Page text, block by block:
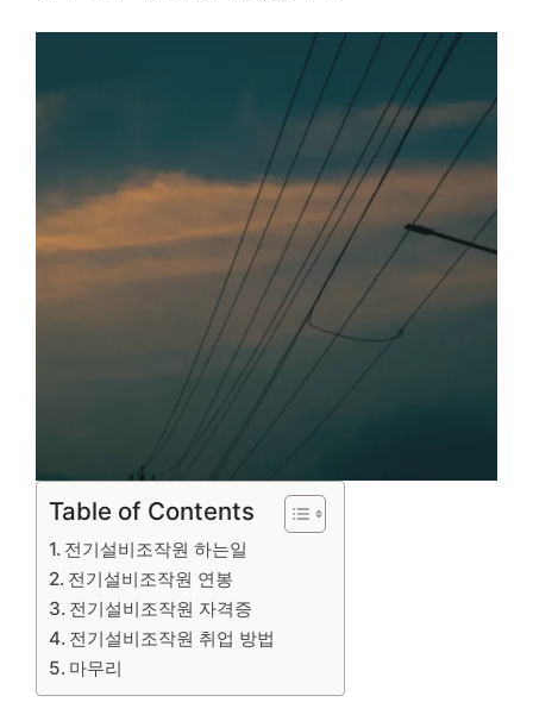
Table of Contents
전기설비조작원 하는일
전기설비조작원 연봉
전기설비조작원 자격증
전기설비조작원 취업 방법
마무리